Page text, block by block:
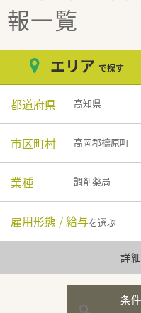
報一覧
エリア で探す
都道府県 高知県
市区町村 高岡郡檮原町
業種 調剤薬局
雇用形態 / 給与を選ぶ
詳
条